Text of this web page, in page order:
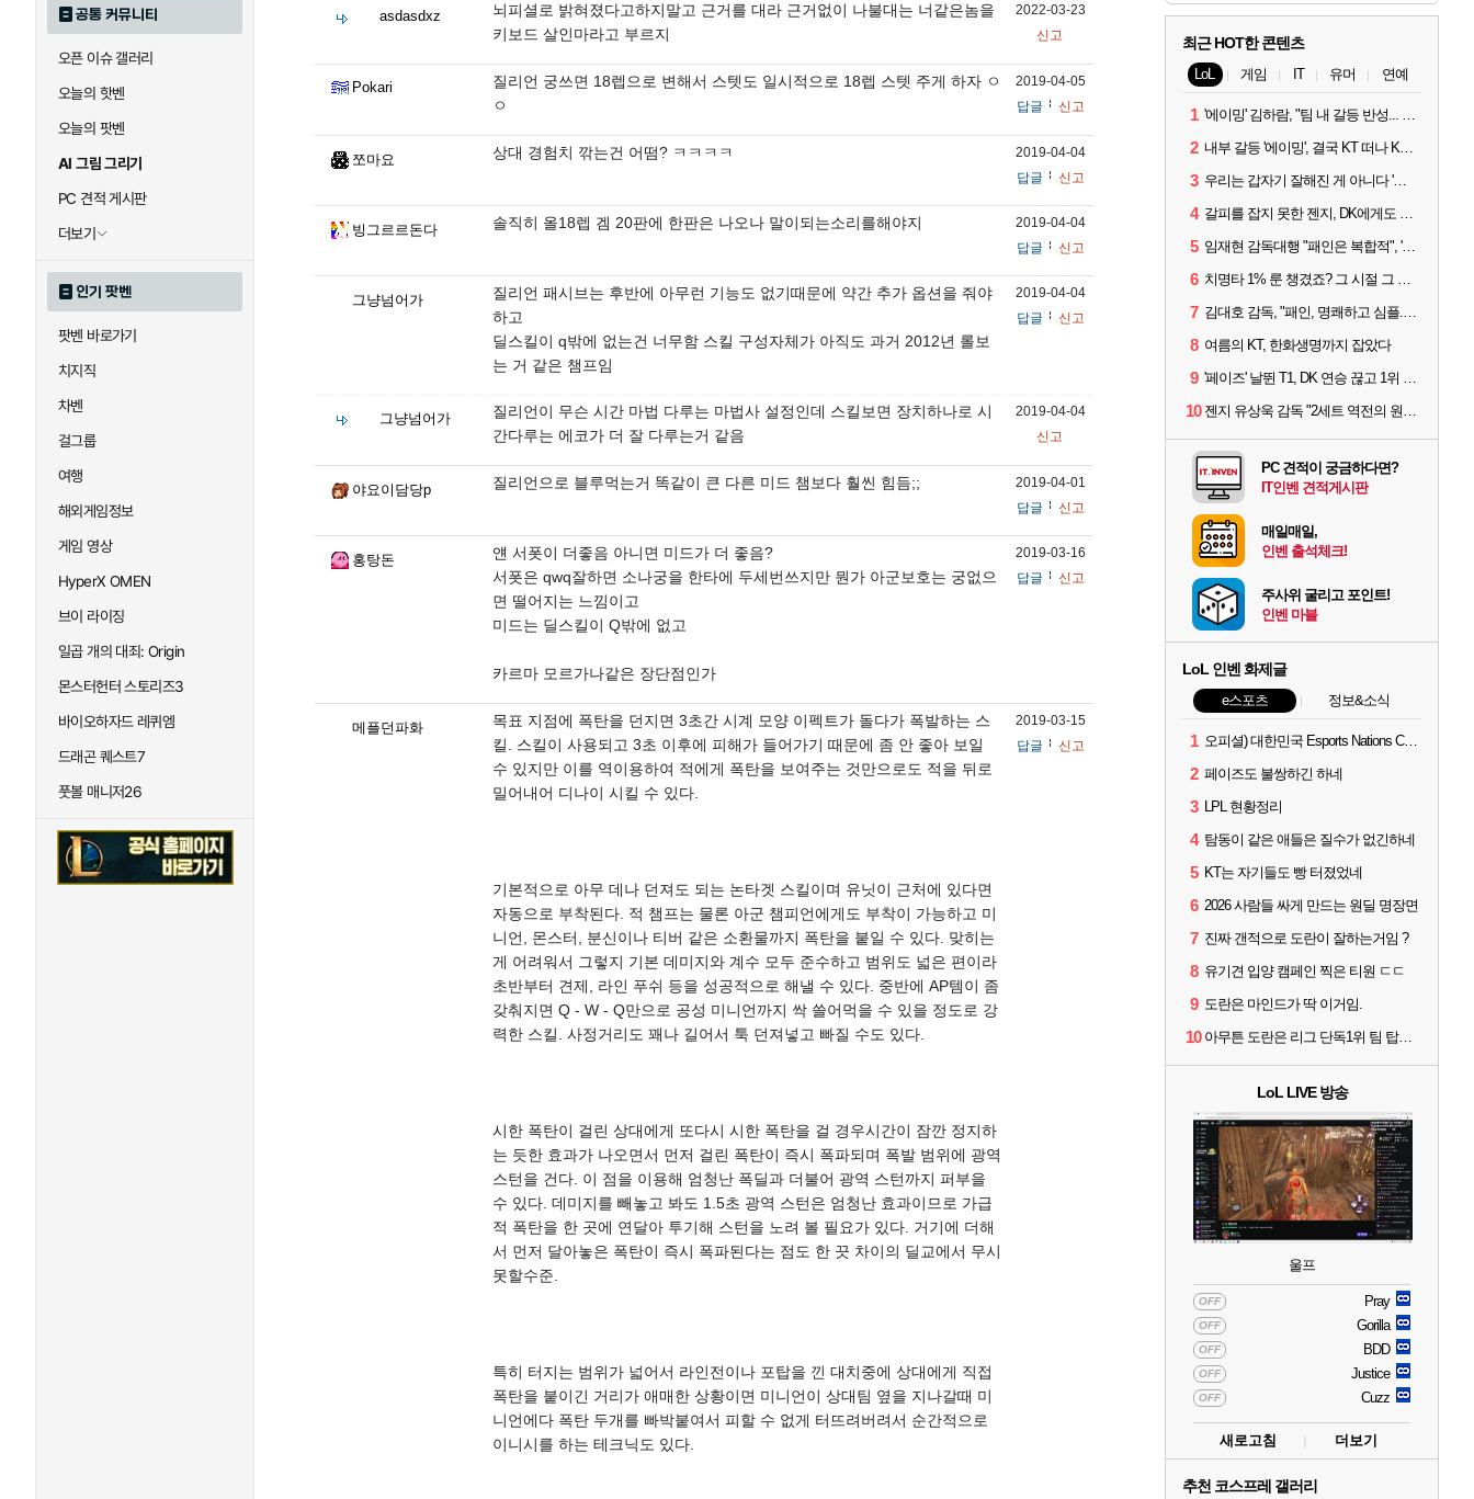
공통 커뮤니티
오픈 이슈 갤러리
오늘의 핫벤
오늘의 팟벤
AI 그림 그리기
PC 견적 게시판
더보기
인기 팟벤
팟벤 바로가기
치지직
차벤
걸그룹
여행
해외게임정보
게임 영상
HyperX OMEN
브이 라이징
일곱 개의 대죄: Origin
몬스터헌터 스토리즈3
바이오하자드 레퀴엠
드래곤 퀘스트7
풋볼 매니저26
asdasdxz
뇌피셜로 밝혀졌다고하지말고 근거를 대라 근거없이 나불대는 너같은놈을
키보드 살인마라고 부르지
2022-03-23
신고
Pokari
질리언 궁쓰면 18렙으로 변해서 스텟도 일시적으로 18렙 스텟 주게 하자 ㅇ
ㅇ
2019-04-05
답글
신고
쪼마요 상대 경험치 깎는건 어떰? ㅋㅋㅋㅋ
2019-04-04
답글
신고
빙그르르돈다 솔직히 올18렙 겜 20판에 한판은 나오나 말이되는소리를해야지
2019-04-04
답글
신고
그냥넘어가
질리언 패시브는 후반에 아무런 기능도 없기때문에 약간 추가 옵션을 줘야
하고
딜스킬이 q밖에 없는건 너무함 스킬 구성자체가 아직도 과거 2012년 롤보
는 거 같은 챔프임
2019-04-04
답글
신고
그냥넘어가
질리언이 무슨 시간 마법 다루는 마법사 설정인데 스킬보면 장치하나로 시
간다루는 에코가 더 잘 다루는거 같음
2019-04-04
신고
야요이담당p 질리언으로 블루먹는거 똑같이 큰 다른 미드 챔보다 훨씬 힘듬;;
2019-04-01
답글
신고
홍탕돈
얜 서폿이 더좋음 아니면 미드가 더 좋음?
서폿은 qwq잘하면 소나궁을 한타에 두세번쓰지만 뭔가 아군보호는 궁없으
면 떨어지는 느낌이고
미드는 딜스킬이 Q밖에 없고
카르마 모르가나같은 장단점인가
2019-03-16
답글
신고
메플던파화
목표 지점에 폭탄을 던지면 3초간 시계 모양 이펙트가 돌다가 폭발하는 스
킬. 스킬이 사용되고 3초 이후에 피해가 들어가기 때문에 좀 안 좋아 보일
수 있지만 이를 역이용하여 적에게 폭탄을 보여주는 것만으로도 적을 뒤로
밀어내어 디나이 시킬 수 있다.
기본적으로 아무 데나 던져도 되는 논타겟 스킬이며 유닛이 근처에 있다면
자동으로 부착된다. 적 챔프는 물론 아군 챔피언에게도 부착이 가능하고 미
니언, 몬스터, 분신이나 티버 같은 소환물까지 폭탄을 붙일 수 있다. 맞히는
게 어려워서 그렇지 기본 데미지와 계수 모두 준수하고 범위도 넓은 편이라
초반부터 견제, 라인 푸쉬 등을 성공적으로 해낼 수 있다. 중반에 AP템이 좀
갖춰지면 Q - W - Q만으로 공성 미니언까지 싹 쓸어먹을 수 있을 정도로 강
력한 스킬. 사정거리도 꽤나 길어서 툭 던져넣고 빠질 수도 있다.
시한 폭탄이 걸린 상대에게 또다시 시한 폭탄을 걸 경우시간이 잠깐 정지하
는 듯한 효과가 나오면서 먼저 걸린 폭탄이 즉시 폭파되며 폭발 범위에 광역
스턴을 건다. 이 점을 이용해 엄청난 폭딜과 더불어 광역 스턴까지 퍼부을
수 있다. 데미지를 빼놓고 봐도 1.5초 광역 스턴은 엄청난 효과이므로 가급
적 폭탄을 한 곳에 연달아 투기해 스턴을 노려 볼 필요가 있다. 거기에 더해
서 먼저 달아놓은 폭탄이 즉시 폭파된다는 점도 한 끗 차이의 딜교에서 무시
못할수준.
특히 터지는 범위가 넓어서 라인전이나 포탑을 낀 대치중에 상대에게 직접
폭탄을 붙이긴 거리가 애매한 상황이면 미니언이 상대팀 옆을 지나갈때 미
니언에다 폭탄 두개를 빠박붙여서 피할 수 없게 터뜨려버려서 순간적으로
이니시를 하는 테크닉도 있다.
2019-03-15
답글
신고
최근 HOT한 콘텐츠
LoL 게임 IT 유머 연예
1 '에이밍' 김하람, "팀 내 갈등 반성... 끝까지 뛰고 싶었다"
2 내부 갈등 '에이밍', 결국 KT 떠나 KRX로...'지우'와 트레이드
3 우리는 갑자기 잘해진 게 아니다 '씨맥' 김대호 감독의 자신감
4 갈피를 잡지 못한 젠지, DK에게도 0:2 패배
5 임재현 감독대행 "패인은 복합적", '도란' "팀에 과부하 왔다"
6 치명타 1% 룬 챙겼죠? 그 시절 그 감성 '롤 클래식' 30일 출시
7 김대호 감독, "패인, 명쾌하고 심플...다시 힘낼 수 있어"
8 여름의 KT, 한화생명까지 잡았다
9 '페이즈' 날뛴 T1, DK 연승 끊고 1위 지켜
10 젠지 유상욱 감독 "2세트 역전의 원인...너무 급했다"
PC 견적이 궁금하다면?
IT인벤 견적게시판
매일매일,
인벤 출석체크!
주사위 굴리고 포인트!
인벤 마블
LoL 인벤 화제글
e스포츠 정보&소식
1 오피셜) 대한민국 Esports Nations Cup 2026 국가대표 명단 모두 확정
2 페이즈도 불쌍하긴 하네
3 LPL 현황정리
4 탐동이 같은 애들은 질수가 없긴하네
5 KT는 자기들도 빵 터졌었네
6 2026 사람들 싸게 만드는 원딜 명장면
7 진짜 갠적으로 도란이 잘하는거임 ?
8 유기견 입양 캠페인 찍은 티원 ㄷㄷ
9 도란은 마인드가 딱 이거임.
10 아무튼 도란은 리그 단독1위 팀 탑솔러라는거임
LoL LIVE 방송
울프
OFF Pray
OFF Gorilla
OFF BDD
OFF Justice
OFF Cuzz
새로고침 더보기
추천 코스프레 갤러리